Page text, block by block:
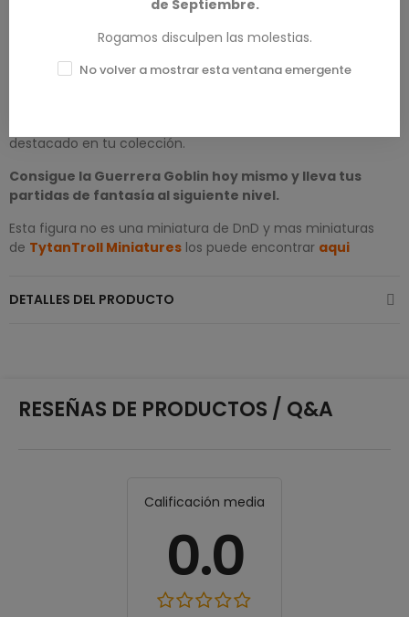
miniatura?
GuerreraGoblinno es solo una figura: es un personaje
destacado en tu colección.
Consigue la Guerrera Goblin hoy mismo y lleva tus
partidas de fantasía al siguiente nivel.
Esta figura no es una miniatura de DnD y mas miniaturas
de TytanTroll Miniatures los puede encontrar aqui
DETALLES DEL PRODUCTO
RESEÑAS DE PRODUCTOS / Q&A
Calificación media
0.0
de Septiembre.
Rogamos disculpen las molestias.
No volver a mostrar esta ventana emergente